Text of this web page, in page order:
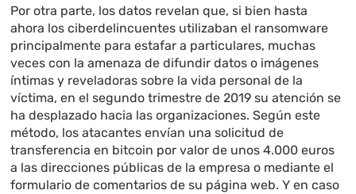
Por otra parte, los datos revelan que, si bien hasta
ahora los ciberdelincuentes utilizaban el ransomware
principalmente para estafar a particulares, muchas
veces con la amenaza de difundir datos o imágenes
íntimas y reveladoras sobre la vida personal de la
víctima, en el segundo trimestre de 2019 su atención se
ha desplazado hacia las organizaciones. Según este
método, los atacantes envían una solicitud de
transferencia en bitcoin por valor de unos 4.000 euros
a las direcciones públicas de la empresa o mediante el
formulario de comentarios de su página web. Y en caso